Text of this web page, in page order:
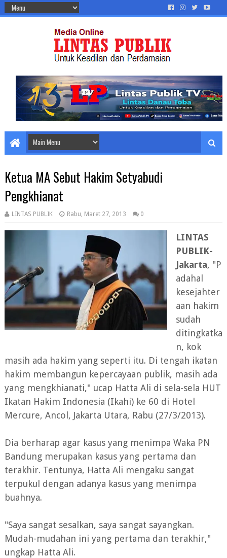
Ketua MA Sebut Hakim Setyabudi
Pengkhianat
LINTAS PUBLIK Rabu, Maret 27, 2013 0
LINTAS
PUBLIK-
Jakarta, "P
adahal
kesejahter
aan hakim
sudah
ditingkatka
n, kok
masih ada hakim yang seperti itu. Di tengah ikatan
hakim membangun kepercayaan publik, masih ada
yang mengkhianati," ucap Hatta Ali di sela-sela HUT
Ikatan Hakim Indonesia (Ikahi) ke 60 di Hotel
Mercure, Ancol, Jakarta Utara, Rabu (27/3/2013).
Dia berharap agar kasus yang menimpa Waka PN
Bandung merupakan kasus yang pertama dan
terakhir. Tentunya, Hatta Ali mengaku sangat
terpukul dengan adanya kasus yang menimpa
buahnya.
"Saya sangat sesalkan, saya sangat sayangkan.
Mudah-mudahan ini yang pertama dan terakhir,"
ungkap Hatta Ali.